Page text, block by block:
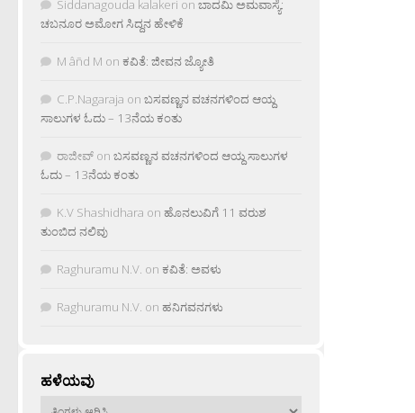
Siddanagouda kalakeri on ಬಾದಮಿ ಅಮವಾಸ್ಯೆ:
ಚಬನೂರ ಅಮೋಗ ಸಿದ್ದನ ಹೇಳಿಕೆ
M âñd M on ಕವಿತೆ: ಜೀವನ ಜ್ಯೋತಿ
C.P.Nagaraja on ಬಸವಣ್ಣನ ವಚನಗಳಿಂದ ಆಯ್ದ
ಸಾಲುಗಳ ಓದು – 13ನೆಯ ಕಂತು
ರಾಜೀವ್ on ಬಸವಣ್ಣನ ವಚನಗಳಿಂದ ಆಯ್ದ ಸಾಲುಗಳ
ಓದು – 13ನೆಯ ಕಂತು
K.V Shashidhara on ಹೊನಲುವಿಗೆ 11 ವರುಶ
ತುಂಬಿದ ನಲಿವು
Raghuramu N.V. on ಕವಿತೆ: ಅವಳು
Raghuramu N.V. on ಹನಿಗವನಗಳು
ಹಳೆಯವು
ಹಳೆಯವು